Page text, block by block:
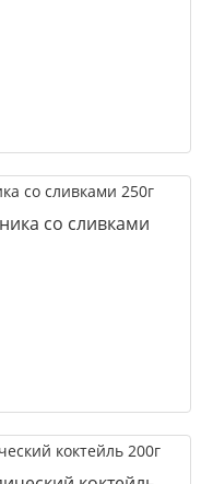
со сливками